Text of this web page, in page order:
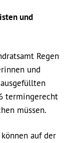
und
Regen
und
termingerecht
müssen.
auf der